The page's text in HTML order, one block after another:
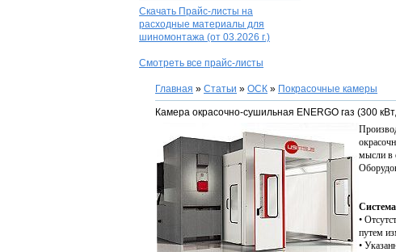
Скачать Прайс-листы на
расходные материалы для
шиномонтажа (от 03.2026 г.)
Смотреть все прайс-листы
Главная » Статьи » ОСК » Покрасочные камеры
Камера окрасочно-сушильная ENERGO газ (300
мысли в
•
путем
•